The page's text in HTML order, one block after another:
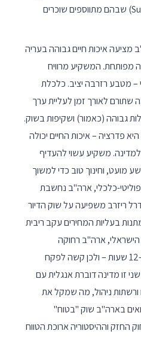
(הדרום, מערב וערי Sunbelt) שבהם מתווספים שוכרים
מציעה איכות חיים גבוהה בעריה
מפותחת. המשקיע מרוויח
מטבע רזרבה יציב. כלכלת
שתורם לאורך זמן לעליית ערך
גבוהה (כאמור) ושקיפות בשוק.
פדרציה – איכות החיים יכולה
משקיע עשוי להעדיף
מועט, וחינוך טוב כדי למשוך
כלכלי, ארה"ב נחשבת
ריזרב משפיעה על שוק הדיור
חלה התמתנות בעליות המחירים עקב ריבית
ארה"ב רחוקה
גיאוגרפית – טיסה של ~12-15 שעות – ולכן קשה לפקח
זו מדינה דוברת אנגלית עם
ורשתות ניהול, מה שמקל את
בארה"ב שוק "בטוח"
החזק וההיסטוריה ארוכת הטווח